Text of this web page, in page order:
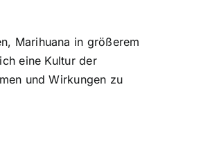
Marihuana in größerem
eine Kultur der
und Wirkungen zu